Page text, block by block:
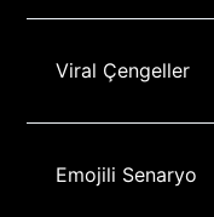
Viral Çengeller
Emojili Senaryo